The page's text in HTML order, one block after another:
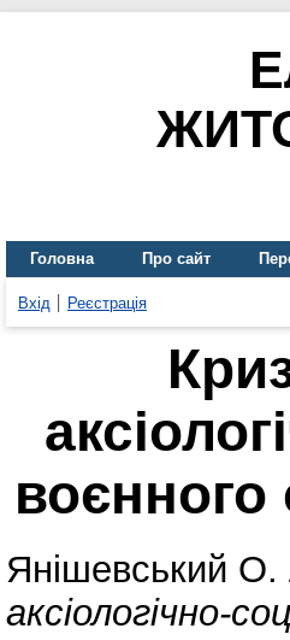
Головна Про сайт
Вхід Реєстрація
воєнного
Янішевський О.
аксіологічно-